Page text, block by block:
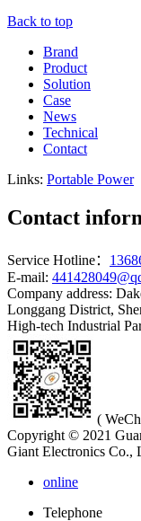
Back to top
Brand
Product
Solution
Case
News
Technical
Contact
Links: Portable Power
Contact
Service Hotline：
E-mail:
Company address:
Longgang District,
High-tech Industrial
(
Copyright © 2021
Giant Electronics Co.,
online
Telephone